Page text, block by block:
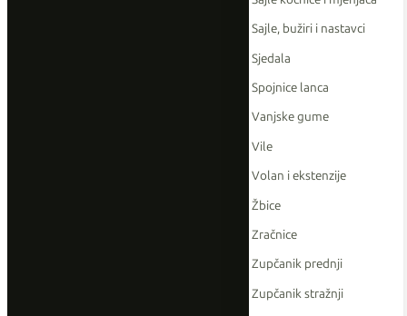
Sajle, bužiri i nastavci
Sjedala
Spojnice lanca
Vanjske gume
Vile
Volan i ekstenzije
Žbice
Zračnice
Zupčanik prednji
Zupčanik stražnji